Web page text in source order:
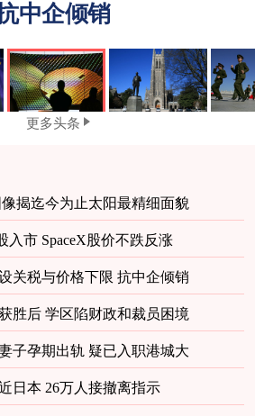
中企倾销
更多头条
揭迄今为止太阳最精细面貌
入市 SpaceX股价不跌反涨
关税与价格下限 抗中企倾销
胜后 学区陷财政和裁员困境
子孕期出轨 疑已入职港城大
日本 26万人接撤离指示